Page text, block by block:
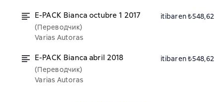
E-PACK Bianca octubre 1 2017
(Переводчик)
Varias Autoras
itibaren ₺548,62
E-PACK Bianca abril 2018
(Переводчик)
Varias Autoras
itibaren ₺548,62